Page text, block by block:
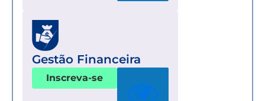
Gestão Financeira
Inscreva-se